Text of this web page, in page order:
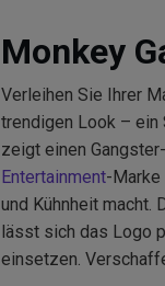
Monkey
Verleihen Sie Ihrer
trendigen Look –
zeigt einen
Entertainment-
und Kühnheit macht.
lässt sich das Logo
einsetzen.